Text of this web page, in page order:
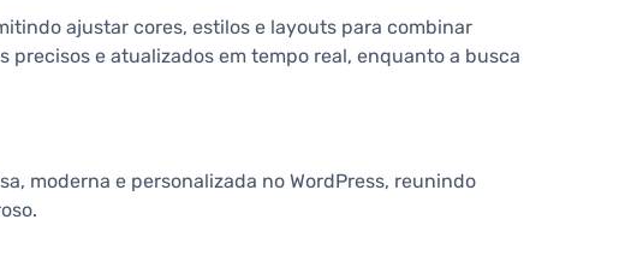
ajustar cores, estilos e layouts para combinar
e atualizados em tempo real, enquanto a busca
moderna e personalizada no WordPress, reunindo